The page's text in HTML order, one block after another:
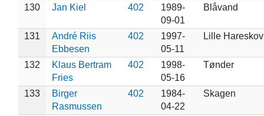
130 Jan Kiel 402
1989-
09-01
Blåvand
131
André Riis
Ebbesen
402
1997-
05-11
Lille Hareskov
132
Klaus Bertram
Fries
402
1998-
05-16
Tønder
133
Birger
Rasmussen
402
1984-
04-22
Skagen